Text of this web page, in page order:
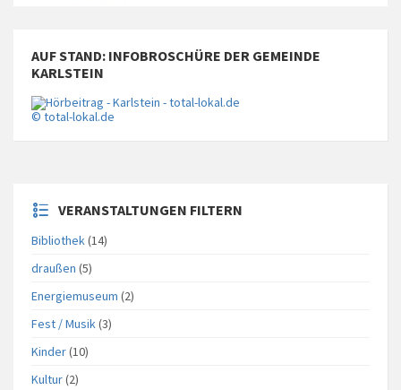
AUF STAND: INFOBROSCHÜRE DER GEMEINDE
KARLSTEIN
© total-lokal.de
VERANSTALTUNGEN FILTERN
Bibliothek(14)
draußen (5)
Energiemuseum (2)
Fest / Musik(3)
Kinder(10)
Kultur(2)